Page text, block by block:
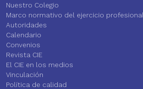
Nuestro Colegio
Marco normativo del ejercicio profesional
Autoridades
Calendario
Convenios
Revista CIE
El CIE en los medios
Vinculación
Política de calidad